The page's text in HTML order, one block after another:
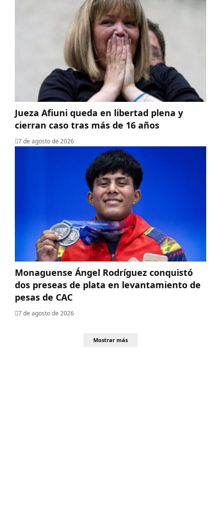
Jueza Afiuni queda en libertad plena y
cierran caso tras más de 16 años
7 de agosto de 2026
Monaguense Ángel Rodríguez conquistó
dos preseas de plata en levantamiento de
pesas de CAC
7 de agosto de 2026
Mostrar más